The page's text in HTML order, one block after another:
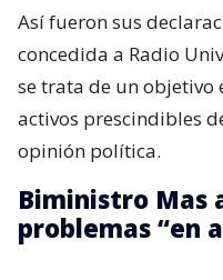
Así fueron sus
concedida a Radio
se trata de un objetivo
activos prescindibles
opinión política.
Biministro Mas
problemas “en